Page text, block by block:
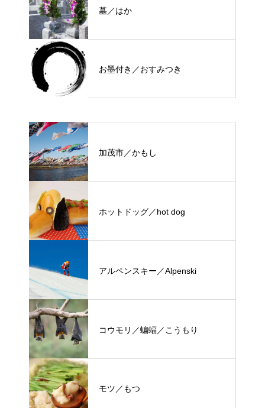
墓／はか
お墨付き／おすみつき
加茂市／かもし
ホットドッグ／hot dog
アルペンスキー／Alpenski
コウモリ／蝙蝠／こうもり
モツ／もつ